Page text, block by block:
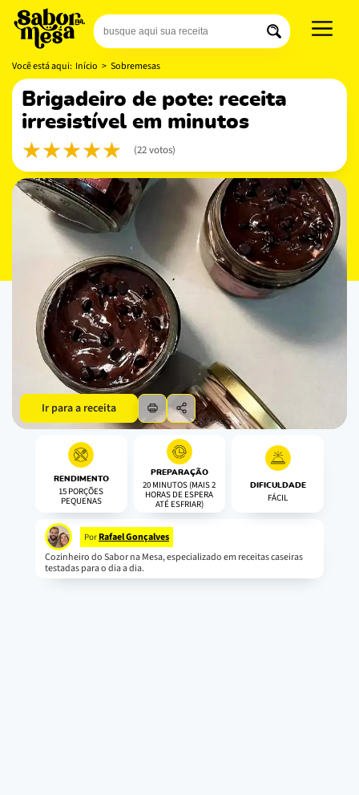
Você está aqui: Início > Sobremesas
brigadeiro de pote: receita
irresistível em minutos
(22 votos)
Ir para a receita
RENDIMENTO
15 PORÇÕES
PEQUENAS
PREPARAÇÃO
20 MINUTOS (MAIS 2
HORAS DE ESPERA
ATÉ ESFRIAR)
DIFICULDADE
FÁCIL
Por Rafael Gonçalves
Cozinheiro do Sabor na Mesa, especializado em receitas caseiras
testadas para o dia a dia.